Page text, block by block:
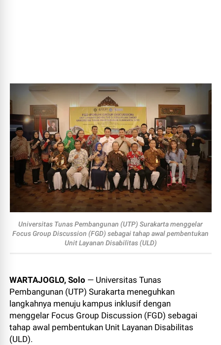
Universitas Tunas Pembangunan (UTP) Surakartamenggelar
Focus Group Discussion (FGD) sebagai tahap awal pembentukan
Unit Layanan Disabilitas (ULD)
WARTAJOGLO, Solo — Universitas Tunas
Pembangunan (UTP) Surakarta meneguhkan
langkahnya menuju kampus inklusif dengan
menggelar Focus Group Discussion (FGD) sebagai
tahap awal pembentukan Unit Layanan Disabilitas
(ULD).